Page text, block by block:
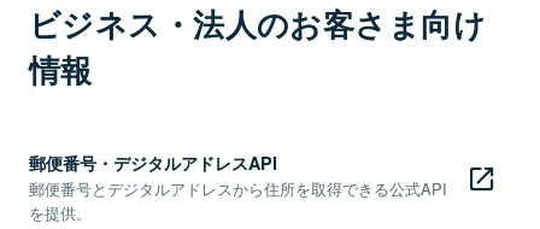
ビジネス・法人のお客さま向け
情報
郵便番号・デジタルアドレスAPI
郵便番号とデジタルアドレスから住所を取得できる公式API
を提供。